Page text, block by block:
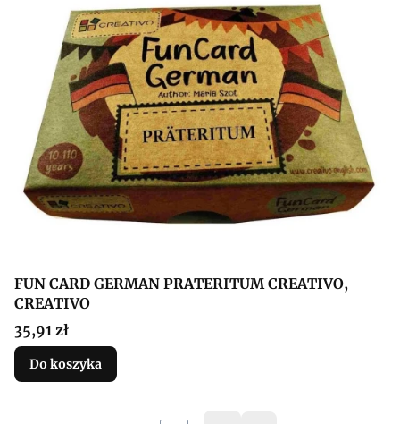
FUN CARD GERMAN PRATERITUM CREATIVO,
CREATIVO
Cena
35,91 zł
Do koszyka